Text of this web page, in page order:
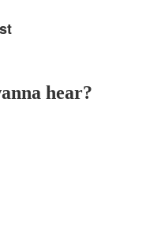
hear?